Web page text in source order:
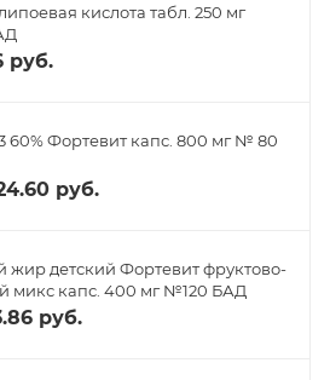
кислота табл. 250 мг
руб.
60% Фортевит капс. 800 мг № 80
руб.
жир детский Фортевит фруктово-
микс капс. 400 мг №120 БАД
руб.